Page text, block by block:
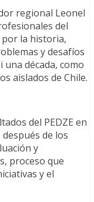
regional Leonel
del
la historia,
y desafíos
una década, como
aislados de Chile.
del PEDZE en
de los
y
proceso que
y el